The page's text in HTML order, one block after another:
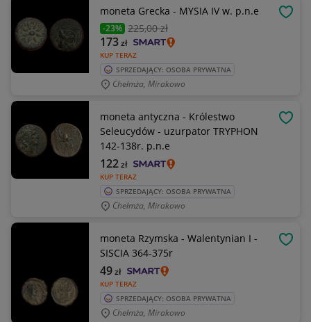
moneta Grecka - MYSIA IV w. p.n.e
-23% 225,00 zł
KUP TERAZ
173zł
SPRZEDAJĄCY: OSOBA PRYWATNA
Chełmża, Mirakowo
moneta antyczna - Królestwo
Seleucydów - uzurpator TRYPHON
142-138r. p.n.e
KUP TERAZ
122zł
SPRZEDAJĄCY: OSOBA PRYWATNA
Chełmża, Mirakowo
moneta Rzymska - Walentynian I -
SISCIA 364-375r
KUP TERAZ
49zł
SPRZEDAJĄCY: OSOBA PRYWATNA
Chełmża, Mirakowo